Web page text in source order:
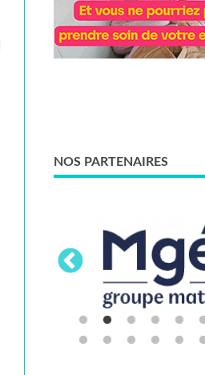
NOS PARTENAIRES